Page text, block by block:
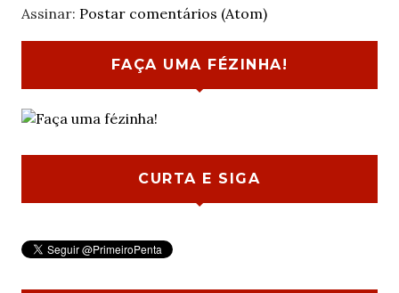
Assinar: Postar comentários (Atom)
FAÇA UMA FÉZINHA!
CURTA E SIGA